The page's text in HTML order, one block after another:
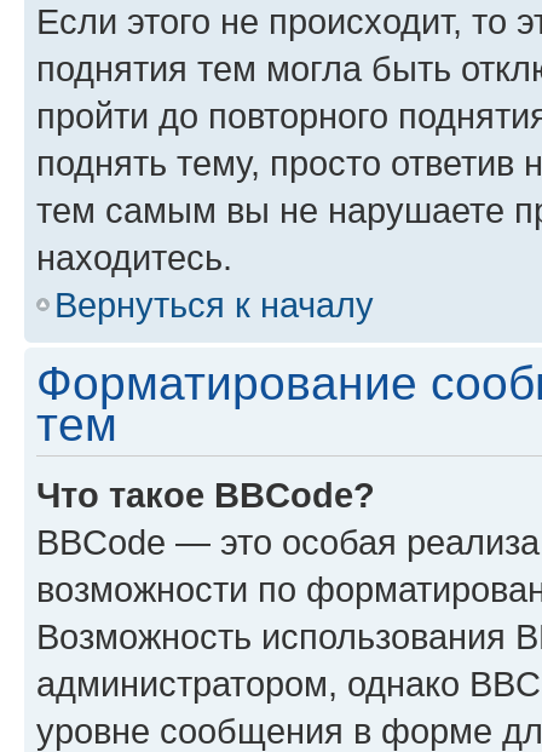
Если этого не происходит, то
поднятия тем могла быть
пройти до повторного
поднять тему, просто ответив
тем самым вы не нарушаете
находитесь.
Вернуться к началу
Форматирование
тем
Что такое BBCode?
BBCode — это особая
возможности по
Возможность использования
администратором, однако
уровне сообщения в форме